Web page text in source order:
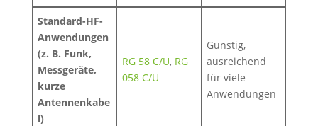
Standard-HF-
Anwendungen
(z. B. Funk,
Messgeräte,
kurze
Antennenkabe
l)
RG 58 C/U, RG
058 C/U
Günstig,
ausreichend
für viele
Anwendungen